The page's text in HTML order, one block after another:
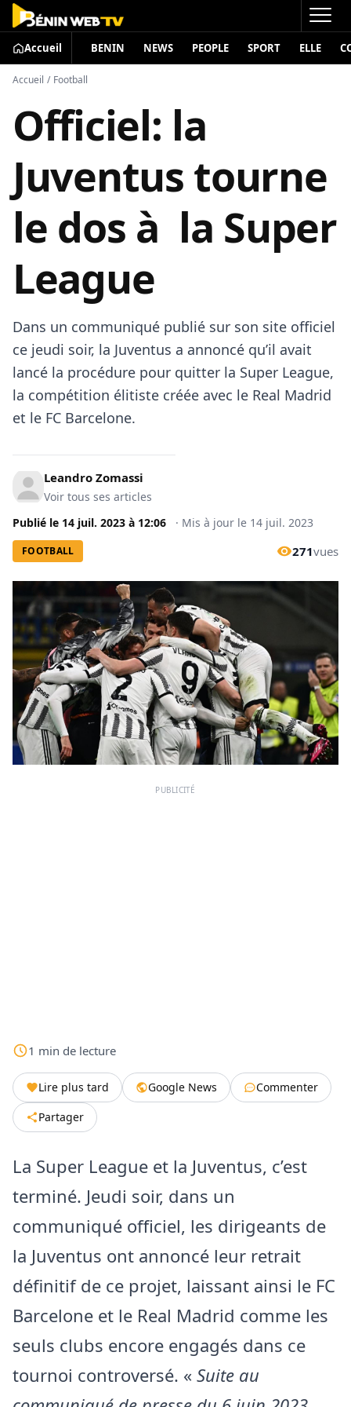
Accueil BENIN NEWS PEOPLE SPORT ELLE
Accueil / Football
Officiel: la
Juventus tourne
le dos à la Super
League
Dans un communiqué publié sur son site officiel
ce jeudi soir, la Juventus a annoncé qu’il avait
lancé la procédure pour quitter la Super League,
la compétition élitiste créée avec le Real Madrid
et le FC Barcelone.
Leandro Zomassi
Voir tous ses articles
Publié le 14 juil. 2023 à 12:06 · Mis à jour le 14 juil. 2023
FOOTBALL 271vues
PUBLICITÉ
1 min de lecture
Lire plus tard Google News
Commenter
Partager
La Super League et la Juventus, c’est
terminé. Jeudi soir, dans un
communiqué officiel, les dirigeants de
la Juventus ont annoncé leur retrait
définitif de ce projet, laissant ainsi le FC
Barcelone et le Real Madrid comme les
seuls clubs encore engagés dans ce
tournoi controversé. « Suite au